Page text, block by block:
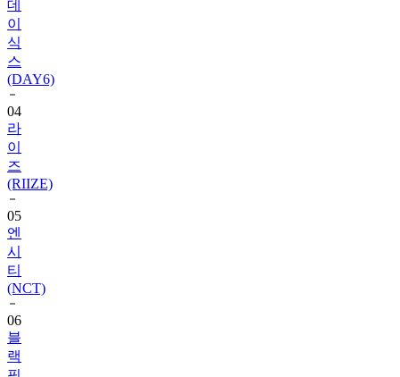
식
스
(DAY6)
04
라
이
즈
(RIIZE)
05
엔
시
티
(NCT)
06
블
랙
핑
크